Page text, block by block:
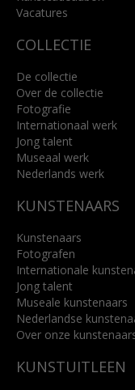
Lees meer
Vacatures
COLLECTIE
De collectie
Over de collectie
Fotografie
Internationaal werk
Jong talent
Museaal werk
Nederlands werk
KUNSTENAARS
Kunstenaars
Fotografen
Internationale
Jong talent
Museale kunstenaars
Nederlandse
Over onze
KUNSTUITLEEN